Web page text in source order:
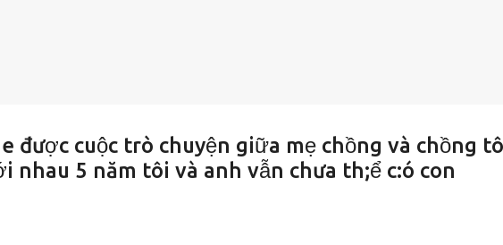
được cuộc trò chuyện giữa mẹ chồng và chồng
nhau 5 năm tôi và anh vẫn chưa th;ể c:ó con